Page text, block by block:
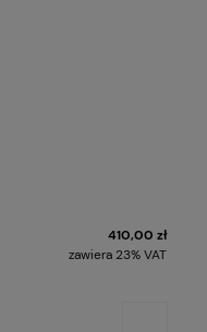
410,00 zł
zawiera 23% VAT